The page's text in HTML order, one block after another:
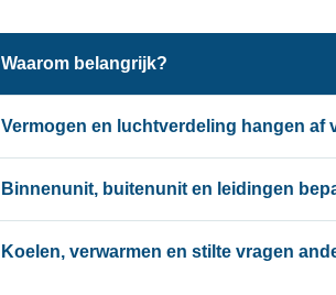
Waarom belangrijk?
Vermogen en luchtverdeling hangen af
Binnenunit, buitenunit en leidingen
Koelen, verwarmen en stilte vragen